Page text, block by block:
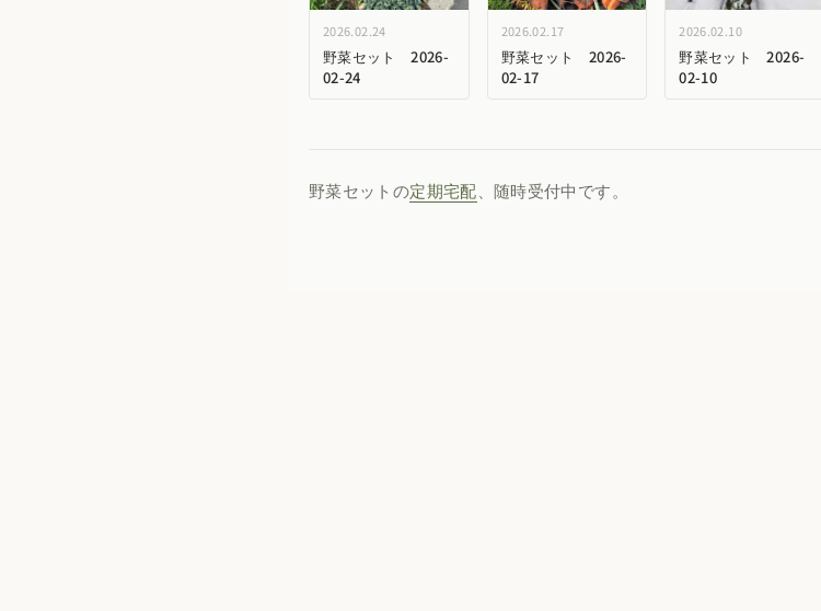
2026.02.24
野菜セット 2026-
02-24
2026.02.17
野菜セット 2026-
02-17
2026.02.10
野菜セット 2026-
02-10
野菜セットの定期宅配 、随時受付中です。